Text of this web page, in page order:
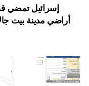
إسرائيل تمضي
أراضي مدينة بيت